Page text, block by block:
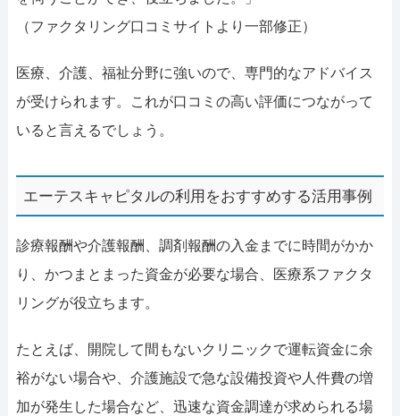
（ファクタリング口コミサイトより一部修正）
医療、介護、福祉分野に強いので、専門的なアドバイス
が受けられます。これが口コミの高い評価につながって
いると言えるでしょう。
エーテスキャピタルの利用をおすすめする活用事例
診療報酬や介護報酬、調剤報酬の入金までに時間がかか
り、かつまとまった資金が必要な場合、医療系ファクタ
リングが役立ちます。
たとえば、開院して間もないクリニックで運転資金に余
裕がない場合や、介護施設で急な設備投資や人件費の増
加が発生した場合など、迅速な資金調達が求められる場